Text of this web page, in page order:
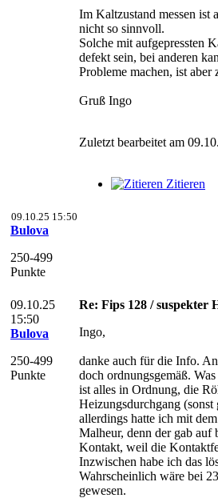
Im Kaltzustand messen ist
nicht so sinnvoll.
Solche mit aufgepressten
defekt sein, bei anderen
Probleme machen, ist aber
Gruß Ingo
Zuletzt bearbeitet am
Zitieren
09.10.25 15:50
Bulova
250-499
Punkte
09.10.25
15:50
Bulova
250-499
Punkte
Re: Fips 128 / suspekter
Ingo,
danke auch für die Info.
doch ordnungsgemäß.
ist alles in Ordnung, die
Heizungsdurchgang (sonst
allerdings hatte ich mit
Malheur, denn der gab auf
Kontakt, weil die
Inzwischen habe ich das
Wahrscheinlich wäre bei
gewesen.